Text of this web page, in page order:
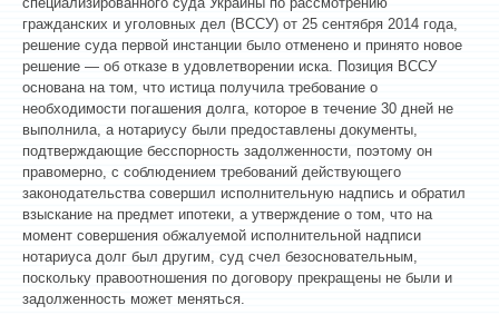
гражданских и уголовных дел (ВССУ) от 25 сентября 2014 года,
решение суда первой инстанции было отменено и принято новое
решение — об отказе в удовлетворении иска. Позиция ВССУ
основана на том, что истица получила требование о
необходимости погашения долга, которое в течение 30 дней не
выполнила, а нотариусу были предоставлены документы,
подтверждающие бесспорность задолженности, поэтому он
правомерно, с соблюдением требований действующего
законодательства совершил исполнительную надпись и обратил
взыскание на предмет ипотеки, а утверждение о том, что на
момент совершения обжалуемой исполнительной надписи
нотариуса долг был другим, суд счел безосновательным,
поскольку правоотношения по договору прекращены не были и
задолженность может меняться.